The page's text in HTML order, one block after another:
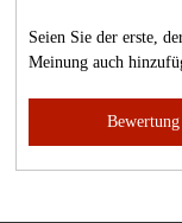
Seien Sie der erste,
Meinung auch
Bewertung